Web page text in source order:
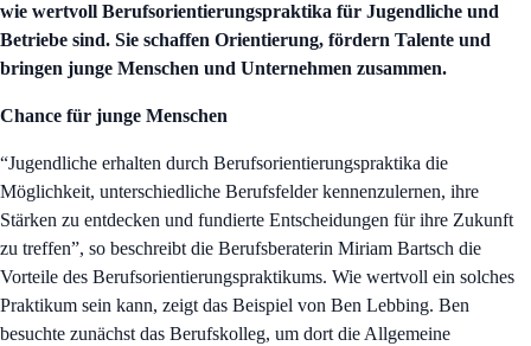
wie wertvoll Berufsorientierungspraktika für Jugendliche und
Betriebe sind. Sie schaffen Orientierung, fördern Talente und
bringen junge Menschen und Unternehmen zusammen.
Chance für junge Menschen
“Jugendliche erhalten durch Berufsorientierungspraktika die
Möglichkeit, unterschiedliche Berufsfelder kennenzulernen, ihre
Stärken zu entdecken und fundierte Entscheidungen für ihre Zukunft
zu treffen”, so beschreibt die Berufsberaterin Miriam Bartsch die
Vorteile des Berufsorientierungspraktikums. Wie wertvoll ein solches
Praktikum sein kann, zeigt das Beispiel von Ben Lebbing. Ben
besuchte zunächst das Berufskolleg, um dort die Allgemeine